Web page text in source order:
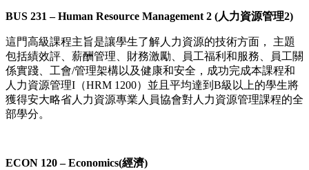
BUS 231 – Human Resource Management 2 (人力資源管理2)
這門高級課程主旨是讓學生了解人力資源的技術方面， 主題
包括績效評、薪酬管理、財務激勵、員工福利和服務、員工關
係實踐、工會/管理架構以及健康和安全，成功完成本課程和
人力資源管理I（HRM 1200）並且平均達到B級以上的學生將
獲得安大略省人力資源專業人員協會對人力資源管理課程的全
部學分。
ECON 120 – Economics(經濟)